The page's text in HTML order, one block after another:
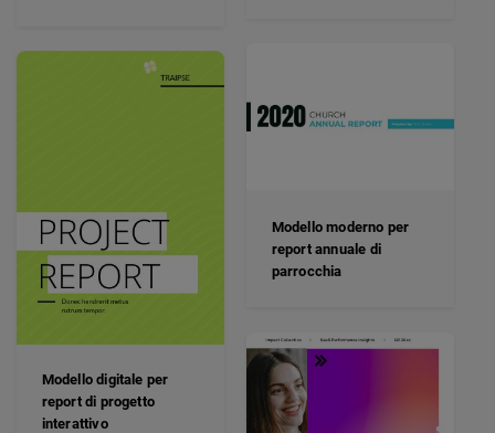
Modello moderno per
report annuale di
parrocchia
Modello digitale per
report di progetto
interattivo